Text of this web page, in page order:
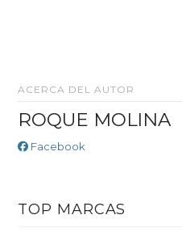
ACERCA DEL AUTOR
ROQUE MOLINA
Facebook
TOP MARCAS